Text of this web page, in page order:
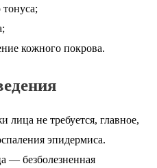
кожного покрова.
лица не требуется, главное,
эпидермиса.
— безболезненная